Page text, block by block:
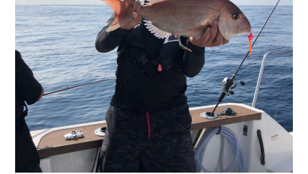
求人情報 会社概要